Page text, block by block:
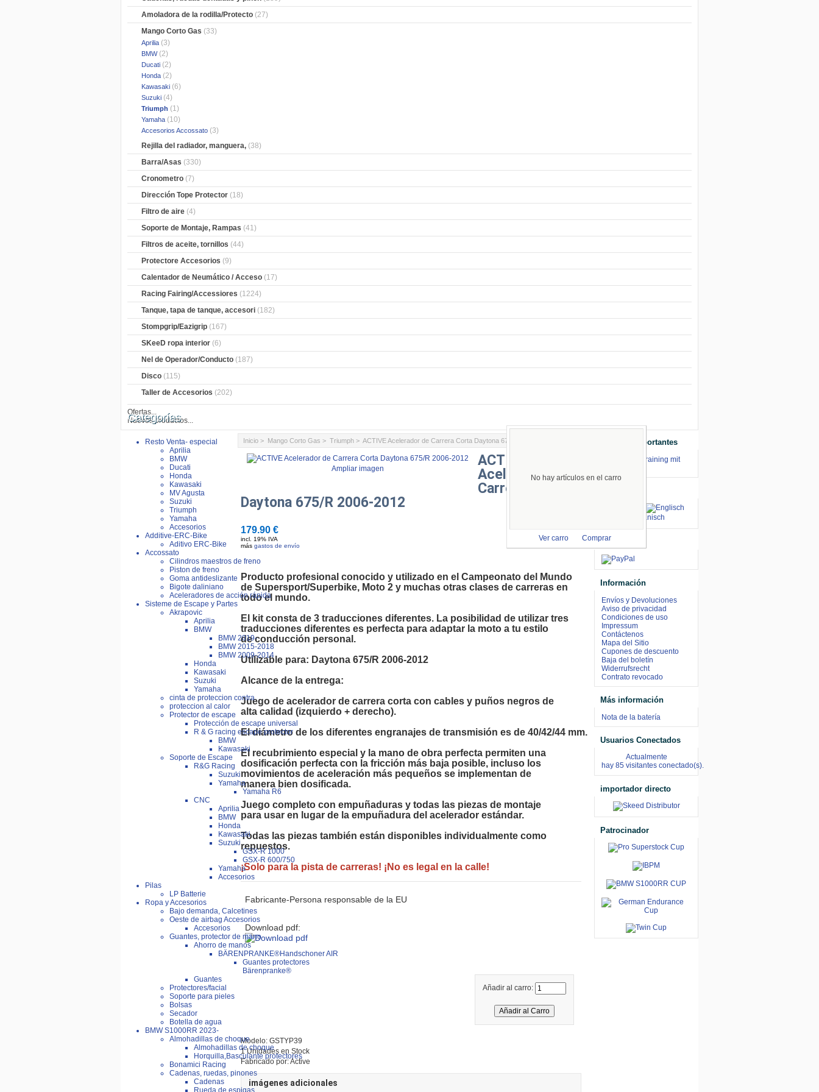
Amoladora de la rodilla/Protecto (27)
Mango Corto Gas (33)
Aprilia (3)
BMW(2)
Ducati (2)
Honda (2)
Kawasaki (6)
Suzuki (4)
Triumph (1)
Yamaha (10)
Accesorios Accossato (3)
Rejilla del radiador, manguera, (38)
Barra/Asas (330)
Cronometro (7)
Dirección Tope Protector (18)
Filtro de aire (4)
Soporte de Montaje, Rampas (41)
Filtros de aceite, tornillos (44)
Protectore Accesorios (9)
Calentador de Neumático / Acceso (17)
Racing Fairing/Accessiores (1224)
Tanque, tapa de tanque, accesori (182)
Stompgrip/Eazigrip (167)
SKeeD ropa interior (6)
Nel de Operador/Conducto (187)
Disco (115)
Taller de Accesorios (202)
Ofertas...
Nuevos productos...
No hay artículos en el carro
Ver carro Comprar
Categorías
Resto Venta- especial
Aprilia
BMW
Ducati
Honda
Kawasaki
MV Agusta
Suzuki
Triumph
Yamaha
Accesorios
Additive-ERC-Bike
Aditivo ERC-Bike
Accossato
Cilindros maestros de freno
Piston de freno
Goma antideslizante
Bigote daliniano
Aceleradores de acción rápida
Sisteme de Escape y Partes
Akrapovic
Aprilia
BMW
BMW 2019-
BMW 2015-2018
BMW 2009-2014
Honda
Kawasaki
Suzuki
Yamaha
cinta de proteccion contra
proteccion al calor
Protector de escape
Protección de escape universal
R & G racing escape protector
BMW
Kawasaki
Soporte de Escape
R&G Racing
Suzuki
Yamaha
Yamaha R6
CNC
Aprilia
BMW
Honda
Kawasaki
Suzuki
GSX-R 1000
GSX-R 600/750
Yamaha
Accesorios
Pilas
LP Batterie
Ropa y Accesorios
Bajo demanda, Calcetines
Oeste de airbag Accesorios
Accesorios
Guantes, protector de mano
Ahorro de manos
BÄRENPRANKE®Handschoner AIR
Guantes protectores
Bärenpranke®
Guantes
Protectores/facial
Soporte para pieles
Bolsas
Secador
Botella de agua
BMW S1000RR 2023-
Almohadillas de choque
Almohadillas de choque
Horquilla,Basculante protectores
Bonamici Racing
Cadenas, ruedas, pinones
Cadenas
Rueda de espigas
Inicio > Mango Corto Gas > Triumph > ACTIVE Acelerador de Carrera Corta Daytona 675/R 2006-2012
Ampliar imagen
ACTIVE
Acelerador de
Carrera Corta
Daytona 675/R 2006-2012
179.90 €
incl. 19% IVA
más gastos de envío
Producto profesional conocido y utilizado en el Campeonato del Mundo
de Supersport/Superbike, Moto 2 y muchas otras clases de carreras en
todo el mundo.
El kit consta de 3 traducciones diferentes. La posibilidad de utilizar tres
traducciones diferentes es perfecta para adaptar la moto a tu estilo
de conducción personal.
Utilizable para: Daytona 675/R 2006-2012
Alcance de la entrega:
Juego de acelerador de carrera corta con cables y puños negros de
alta calidad (izquierdo + derecho).
El diámetro de los diferentes engranajes de transmisión es de 40/42/44 mm.
El recubrimiento especial y la mano de obra perfecta permiten una
dosificación perfecta con la fricción más baja posible, incluso los
movimientos de aceleración más pequeños se implementan de
manera bien dosificada.
Juego completo con empuñaduras y todas las piezas de montaje
para usar en lugar de la empuñadura del acelerador estándar.
Todas las piezas también están disponibles individualmente como
repuestos.
¡Solo para la pista de carreras! ¡No es legal en la calle!
Fabricante-Persona responsable de la EU
Download pdf:
Añadir al carro:
Modelo: GSTYP39
1 Unidades en Stock
Fabricado por: Active
imágenes adicionales
Enlaces Importantes
⇒ zum Renntraining mit
aceptamos
Información
Envíos y Devoluciones
Aviso de privacidad
Condiciones de uso
Impressum
Contáctenos
Mapa del Sitio
Cupones de descuento
Baja del boletín
Widerrufsrecht
Contrato revocado
Más información
Nota de la batería
Usuarios Conectados
Actualmente
hay 85 visitantes conectado(s).
importador directo
Patrocinador